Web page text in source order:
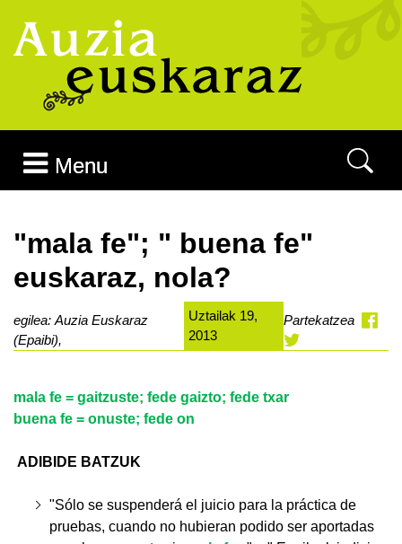
Menu
"mala fe"; " buena fe"
euskaraz, nola?
egilea: Auzia Euskaraz
(Epaibi),
Uztailak 19,
2013
Partekatzea
mala fe = gaitzuste; fede gaizto; fede txar
buena fe = onuste; fede on
ADIBIDE BATZUK
"Sólo se suspenderá el juicio para la práctica de
pruebas, cuando no hubieran podido ser aportadas